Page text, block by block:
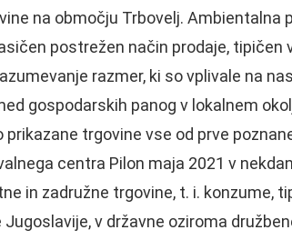
na območju Trbovelj. Ambientalna
postrežen način prodaje, tipičen
razmer, ki so vplivale na
gospodarskih panog v lokalnem
trgovine vse od prve
centra Pilon maja 2021 v
in zadružne trgovine, t. i. konzume,
v državne oziroma